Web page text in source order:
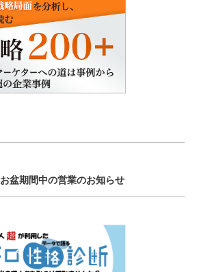
盆期間中の営業のお知らせ